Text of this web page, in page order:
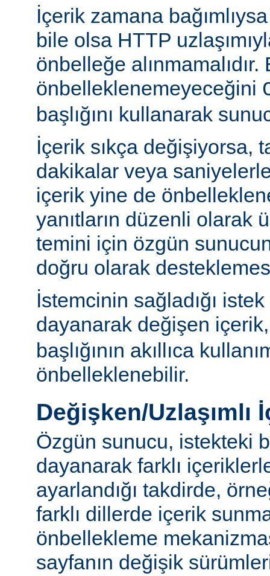
İçerik zamana
bile olsa HTTP
önbelleğe
önbelleklenemeyeceğini
başlığını kullanarak
İçerik sıkça değişiyorsa,
dakikalar veya
içerik yine de
yanıtların düzenli olarak
temini için özgün
doğru olarak
İstemcinin sağladığı istek
dayanarak değişen
başlığının akıllıca
önbelleklenebilir.
Değişken/Uzlaşımlı
Özgün sunucu, istekteki
dayanarak farklı
ayarlandığı takdirde,
farklı dillerde içerik
önbellekleme
sayfanın değişik